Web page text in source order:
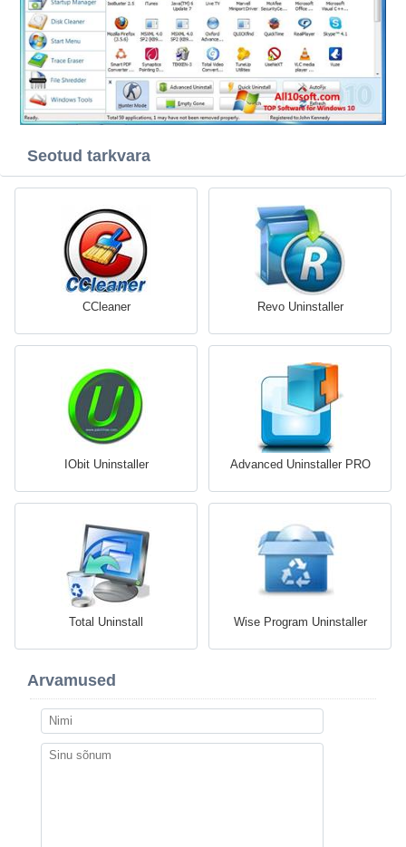
Seotud tarkvara
CCleaner Revo Uninstaller
IObit Uninstaller Advanced Uninstaller PRO
Total Uninstall Wise Program Uninstaller
Arvamused